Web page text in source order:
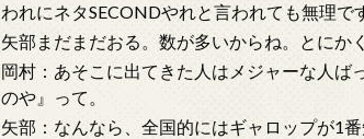
われにネタSECONDやれと言われても無理で
矢部まだまだおる。数が多いからね。とにかく
岡村：あそこに出てきた人はメジャーな人ば
のや』って。
矢部：なんなら、全国的にはギャロップが1番